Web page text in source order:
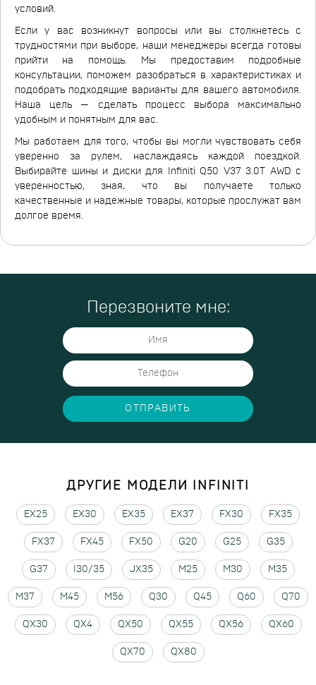
условий.
Если у вас возникнут вопросы или вы столкнетесь с
трудностями при выборе, наши менеджеры всегда готовы
прийти на помощь. Мы предоставим подробные
консультации, поможем разобраться в характеристиках и
подобрать подходящие варианты для вашего автомобиля.
Наша цель — сделать процесс выбора максимально
удобным и понятным для вас.
Мы работаем для того, чтобы вы могли чувствовать себя
уверенно за рулем, наслаждаясь каждой поездкой.
Выбирайте шины и диски для Infiniti Q50 V37 3.0T AWD с
уверенностью, зная, что вы получаете только
качественные и надежные товары, которые прослужат вам
долгое время.
Перезвоните мне:
ОТПРАВИТЬ
ДРУГИЕ МОДЕЛИ INFINITI
EX25 EX30 EX35 EX37 FX30 FX35
FX37 FX45 FX50 G20 G25 G35
G37 I30/35 JX35 M25 M30 M35
M37 M45 M56 Q30 Q45 Q60 Q70
QX30 QX4 QX50 QX55 QX56 QX60
QX70 QX80